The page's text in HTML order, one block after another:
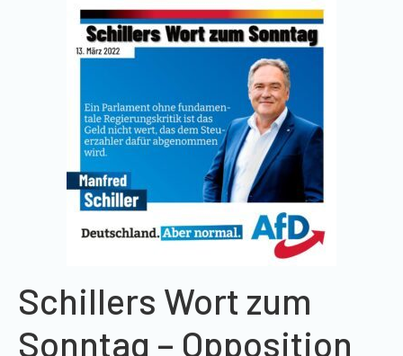
Schillers Wort zum
Sonntag – Opposition